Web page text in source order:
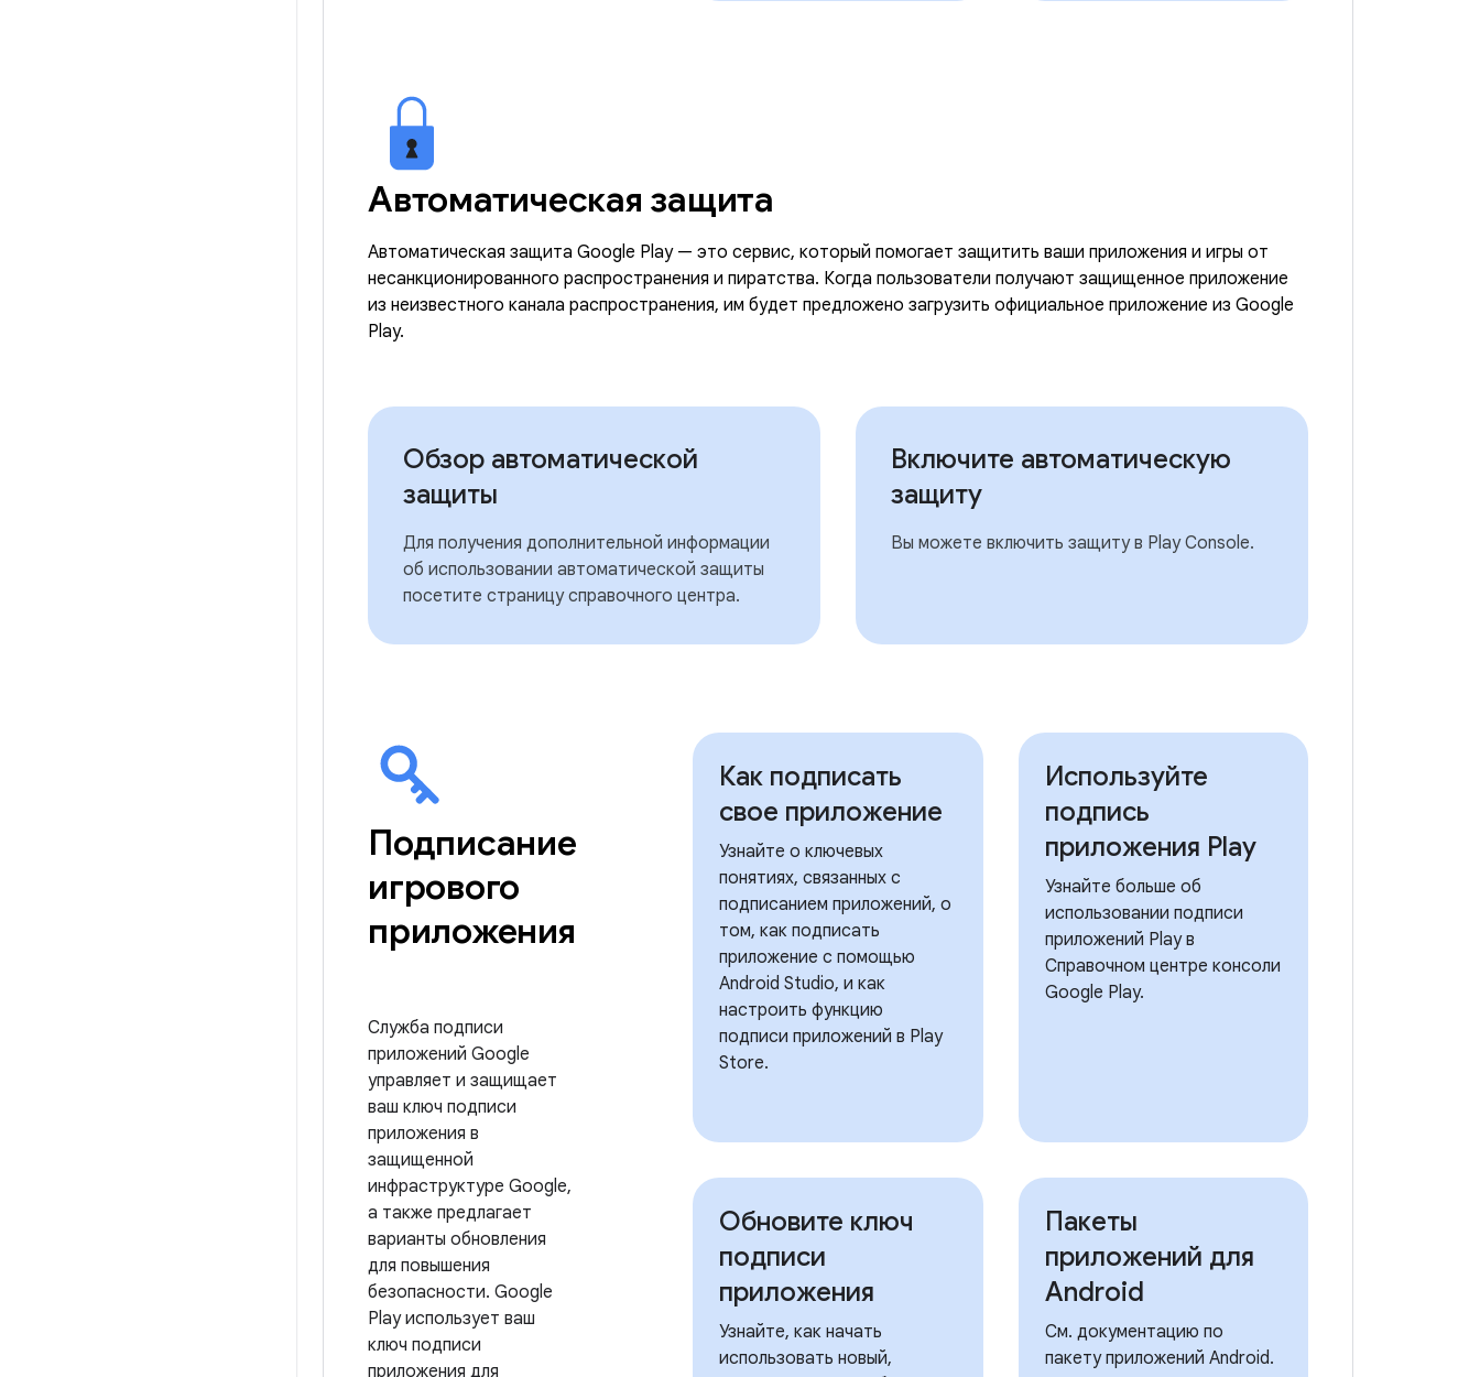
Автоматическая защита
Автоматическая защита Google Play — это сервис, который помогает защитить ваши приложения и игры от
несанкционированного распространения и пиратства. Когда пользователи получают защищенное приложение
из неизвестного канала распространения, им будет предложено загрузить официальное приложение из Google
Play.
Обзор автоматической
защиты
Для получения дополнительной информации
об использовании автоматической защиты
посетите страницу справочного центра.
Включите автоматическую
защиту
Вы можете включить защиту в Play Console.
Подписание
игрового
приложения
Служба подписи
приложений Google
управляет и защищает
ваш ключ подписи
приложения в
защищенной
инфраструктуре Google,
а также предлагает
варианты обновления
для повышения
безопасности. Google
Play использует ваш
ключ подписи
приложения для
Как подписать
свое приложение
Узнайте о ключевых
понятиях, связанных с
подписанием приложений, о
том, как подписать
приложение с помощью
Android Studio, и как
настроить функцию
подписи приложений в Play
Store.
Используйте
подпись
приложения Play
Узнайте больше об
использовании подписи
приложений Play в
Справочном центре консоли
Google Play.
Обновите ключ
подписи
приложения
Узнайте, как начать
использовать новый,
Пакеты
приложений для
Android
См. документацию по
пакету приложений Android.